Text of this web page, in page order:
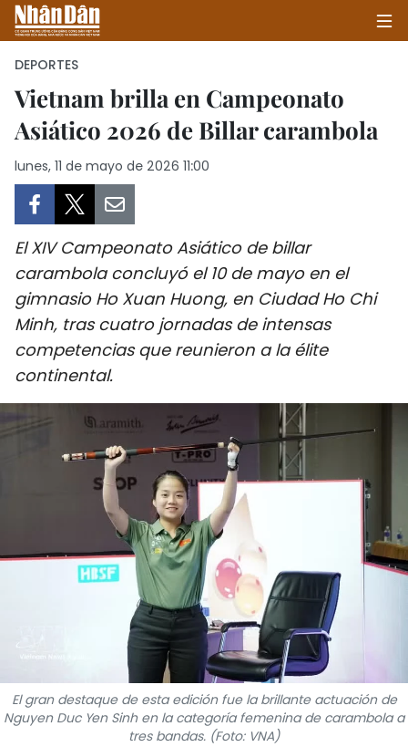
INICIO
POLÍTICA
SOCIEDAD
SALUD - MEDIO AMBIENTE
CULTURA - ENTRETENIMIENTO
DEPORTES
VIAJES
PUENTE DE AMISTAD
HISTORIAS MULTIMEDIA
FOTOGRAFÍA
¿QUIÉNES SOMOS?
TIẾNG VIỆT
DEPORTES
Vietnam brilla en Campeonato
Asiático 2026 de Billar carambola
lunes, 11 de mayo de 2026 11:00
El XIV Campeonato Asiático de billar
carambola concluyó el 10 de mayo en el
gimnasio Ho Xuan Huong, en Ciudad Ho Chi
Minh, tras cuatro jornadas de intensas
competencias que reunieron a la élite
continental.
El gran destaque de esta edición fue la brillante actuación de
Nguyen Duc Yen Sinh en la categoría femenina de carambola a
tres bandas. (Foto: VNA)